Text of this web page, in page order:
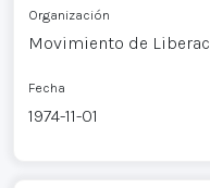
Organización
Movimiento de
Fecha
1974-11-01